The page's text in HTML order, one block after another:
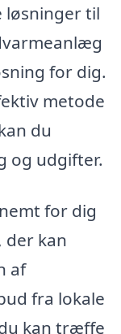
løsninger til
for dig.
metode
du
og udgifter.
for dig
der kan
af
fra lokale
kan træffe